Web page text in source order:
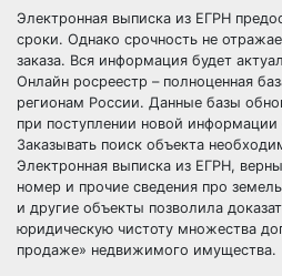
Электронная выписка из ЕГРН
сроки. Однако срочность не
заказа. Вся информация будет
Онлайн росреестр – полноценная
регионам России. Данные базы
при поступлении новой информации
Заказывать поиск объекта
Электронная выписка из ЕГРН,
номер и прочие сведения про
и другие объекты позволила
юридическую чистоту множества
продаже» недвижимого имущества.